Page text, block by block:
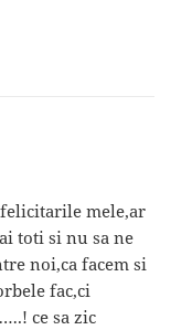
mele,ar
toti si nu sa ne
noi,ca facem si
fac,ci
ce sa zic